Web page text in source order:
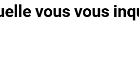
vous vous